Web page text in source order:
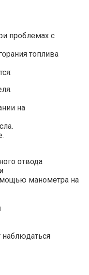
проблемах с
топлива
на
отвода
манометра на
наблюдаться